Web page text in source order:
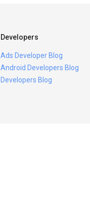
Developers
Ads Developer Blog
Android Developers Blog
Developers Blog